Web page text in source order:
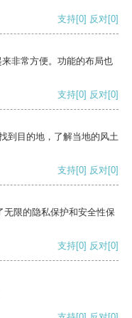
支持[0] 反对[0]
非常方便。功能的布局也
支持[0] 反对[0]
到目的地，了解当地的风土
支持[0] 反对[0]
限的隐私保护和安全性保
支持[0] 反对[0]